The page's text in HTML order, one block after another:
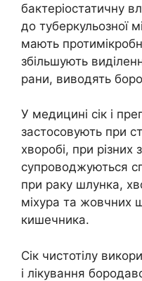
бактеріостатичну
до туберкульозної
мають
збільшують
рани, виводять
У медицині сік і
застосовують при
хворобі, при
супроводжуються
при раку шлунка,
міхура та жовчних
кишечника.
Сік чистотілу
і лікування